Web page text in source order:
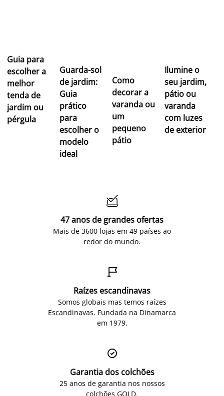
Guia para
escolher a
melhor
tenda de
jardim ou
pérgula
Guarda-sol
de jardim:
Guia
prático
para
escolher o
modelo
ideal
Como
decorar a
varanda ou
um
pequeno
pátio
Ilumine o
seu jardim,
pátio ou
varanda
com luzes
de exterior

47 anos de grandes ofertas
Mais de 3600 lojas em 49 países ao
redor do mundo.

Raízes escandinavas
Somos globais mas temos raízes
Escandinavas. Fundada na Dinamarca
em 1979.

Garantia dos colchões
25 anos de garantia nos nossos
colchões GOLD.